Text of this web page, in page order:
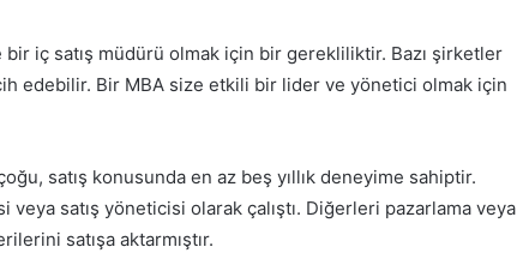
iç satış müdürü olmak için bir gerekliliktir. Bazı şirketler
edebilir. Bir MBA size etkili bir lider ve yönetici olmak için
satış konusunda en az beş yıllık deneyime sahiptir.
veya satış yöneticisi olarak çalıştı. Diğerleri pazarlama veya
satışa aktarmıştır.